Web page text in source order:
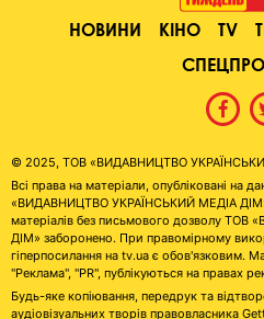
НОВИНИ КІНО TV
© 2025, ТОВ «ВИДАВНИЦТВО
Всі права на матеріали, опубліковані на
«ВИДАВНИЦТВО УКРАЇНСЬКИЙ МЕДІА
матеріалів без письмового дозволу
ДІМ» заборонено. При правомірному
гіперпосилання на tv.ua є обов'язковим.
"Реклама", "PR", публікуються на правах
Будь-яке копіювання, передрук та
аудіовізуальних творів правовласника